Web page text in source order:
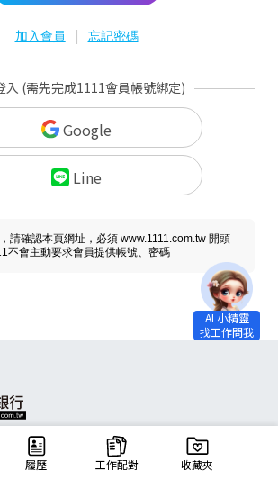
加入會員 | 忘記密碼
入 (需先完成1111會員帳號綁定)
Google
Line
請確認本頁網址，必須 www.1111.com.tw 開頭
不會主動要求會員提供帳號、密碼
履歷 工作配對 收藏夾